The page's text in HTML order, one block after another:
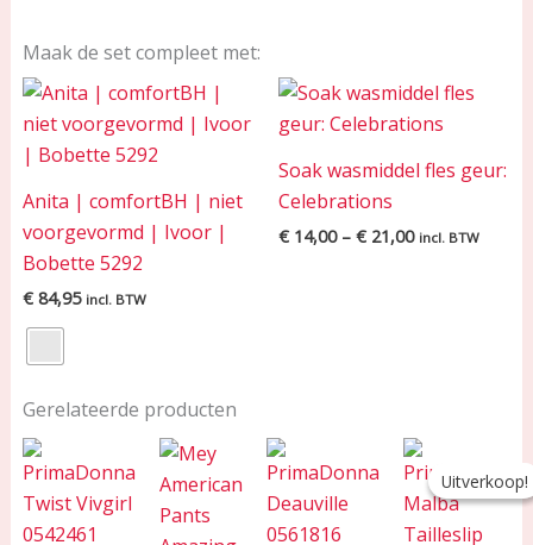
Maak de set compleet met:
Anita | comfortBH | niet
voorgevormd | Ivoor |
Bobette 5292
€84,95 incl. BTW
Soak wasmiddel fles geur:
Celebrations
€ 14,00 – € 21,00
Price
€ 14,00
€ 21,00
incl. BTW
Gerelateerde producten
Uitverkoop!
Uitverkoop!
was:
€ 55,90.
is:
€ 39,13.